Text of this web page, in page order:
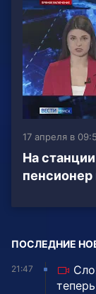
17 апреля в
На
пенсионер
ПОСЛЕДНИЕ
21:47